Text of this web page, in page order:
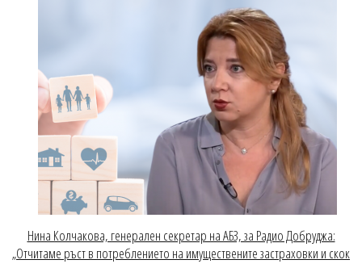
Нина Колчакова, генерален секретар на АБЗ, за Радио Добруджа:
„Отчитаме ръст в потреблението на имуществените застраховки и скок